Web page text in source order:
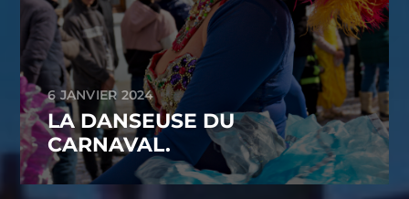
6 JANVIER 2024
LA DANSEUSE DU
CARNAVAL.